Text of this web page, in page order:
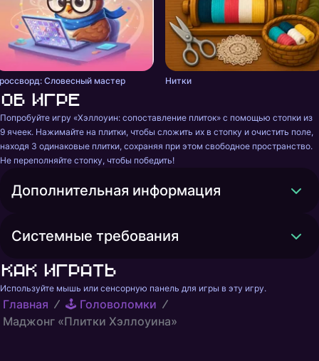
Словесный мастер Нитки
Об игре
Попробуйте игру «Хэллоуин: сопоставление плиток» с помощью стопки из
9 ячеек. Нажимайте на плитки, чтобы сложить их в стопку и очистить поле,
находя 3 одинаковые плитки, сохраняя при этом свободное пространство.
Не переполняйте стопку, чтобы победить!
Дополнительная информация
Системные требования
Как играть
Используйте мышь или сенсорную панель для игры в эту игру.
Главная
🕹️ Головоломки
Маджонг «Плитки Хэллоуина»